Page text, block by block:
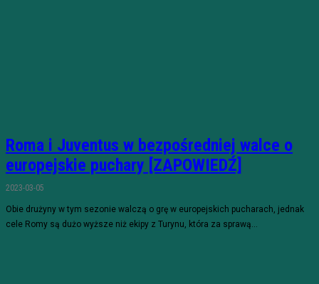
Roma i Juventus w bezpośredniej walce o
europejskie puchary [ZAPOWIEDŹ]
2023-03-05
Obie drużyny w tym sezonie walczą o grę w europejskich pucharach, jednak
cele Romy są dużo wyższe niż ekipy z Turynu, która za sprawą...